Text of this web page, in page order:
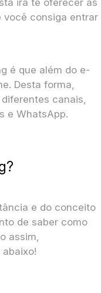
você consiga entrar
é que além do e-
Desta forma,
canais,
e WhatsApp.
e do conceito
de saber como
assim,